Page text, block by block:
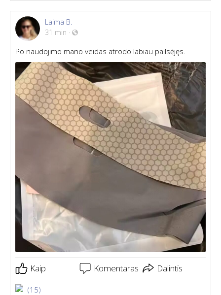
Laima B.
31 min ·
Po naudojimo mano veidas atrodo labiau pailsėjęs.
Kaip Komentaras Dalintis
(15)